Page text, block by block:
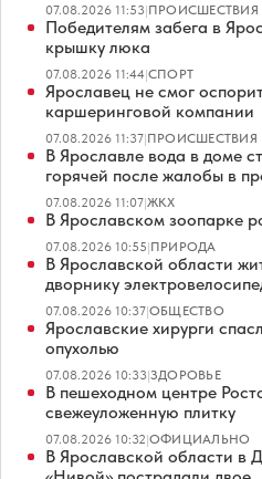
07.08.2026 11:53|ПРОИСШЕСТВИЯ
Победителям забега в
крышку люка
07.08.2026 11:44|СПОРТ
Ярославец не смог
каршеринговой компании
07.08.2026 11:37|ПРОИСШЕСТВИЯ
В Ярославле вода в доме
горячей после жалобы в
07.08.2026 11:07|ЖКХ
В Ярославском зоопарке
07.08.2026 10:55|ПРИРОДА
В Ярославской области
дворнику
07.08.2026 10:37|ОБЩЕСТВО
Ярославские хирурги
опухолью
07.08.2026 10:33|ЗДОРОВЬЕ
В пешеходном центре
свежеуложенную плитку
07.08.2026 10:32|ОФИЦИАЛЬНО
В Ярославской области в